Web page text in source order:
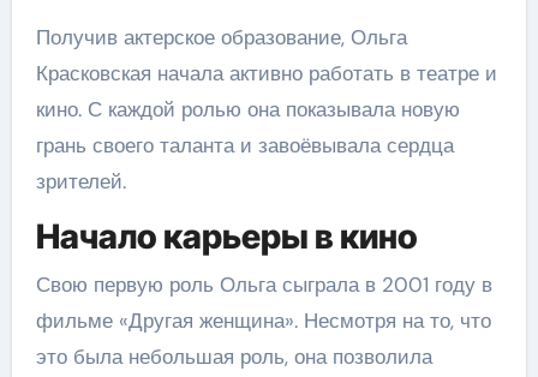
Получив актерское образование, Ольга
Красковская начала активно работать в театре и
кино. С каждой ролью она показывала новую
грань своего таланта и завоёвывала сердца
зрителей.
Начало карьеры в кино
Свою первую роль Ольга сыграла в 2001 году в
фильме «Другая женщина». Несмотря на то, что
это была небольшая роль, она позволила